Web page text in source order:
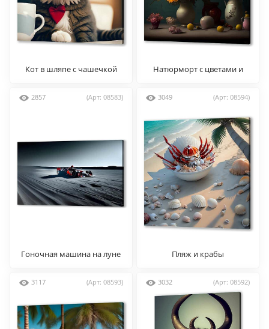
Кот в шляпе с чашечкой
Натюрморт с цветами и
2857 (Арт: 08583)
Гоночная машина на луне
3049 (Арт: 08594)
Пляж и крабы
3117 (Арт: 08593) 3032 (Арт: 08592)